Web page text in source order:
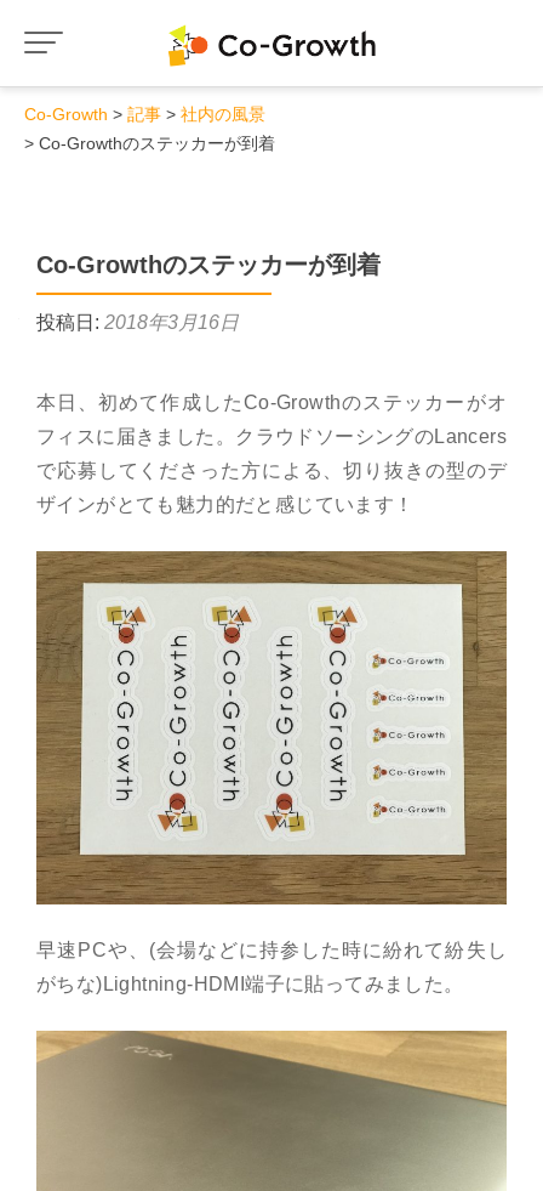
Co-Growth 記事
社内の風景
Co-Growthのステッカーが到着
Co-Growthのステッカーが到着
投稿日: 2018年3月16日
本日、初めて作成したCo-Growthのステッカーがオ
フィスに届きました。クラウドソーシングのLancers
で応募してくださった方による、切り抜きの型のデ
ザインがとても魅力的だと感じています！
早速PCや、(会場などに持参した時に紛れて紛失し
がちな)Lightning-HDMI端子に貼ってみました。